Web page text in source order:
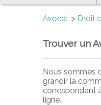
Avocat Droit
Trouver un
Nous sommes
grandir la
correspondant
ligne.